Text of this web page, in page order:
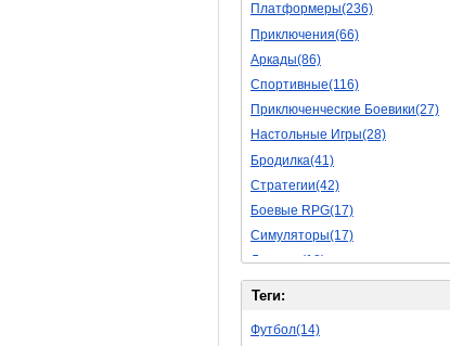
Платформеры(236)
Приключения(66)
Аркады(86)
Спортивные(116)
Приключенческие Боевики(27)
Настольные Игры(28)
Бродилка(41)
Стратегии(42)
Боевые RPG(17)
Симуляторы(17)
Леталки(18)
Симуляторы Жизни(40)
Логические Игры(18)
Теги:
Футбол(14)